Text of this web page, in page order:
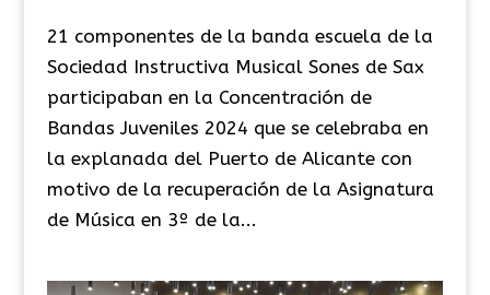
21 componentes de la banda escuela de la
Sociedad Instructiva Musical Sones de Sax
participaban en la Concentración de
Bandas Juveniles 2024 que se celebraba en
la explanada del Puerto de Alicante con
motivo de la recuperación de la Asignatura
de Música en 3º de la...